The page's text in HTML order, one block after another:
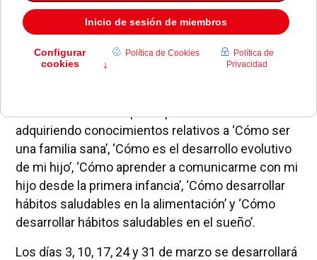
-de 4 a 11 años- y Adolescencia -de 12 a 18-.
En enero arrancó el grupo de Primera Infancia en la
adquiriendo conocimientos relativos a ‘Cómo ser
una familia sana’, ‘Cómo es el desarrollo evolutivo
de mi hijo’, ‘Cómo aprender a comunicarme con mi
hijo desde la primera infancia’, ‘Cómo desarrollar
hábitos saludables en la alimentación’ y ‘Cómo
desarrollar hábitos saludables en el sueño’.
Los días 3, 10, 17, 24 y 31 de marzo se desarrollará